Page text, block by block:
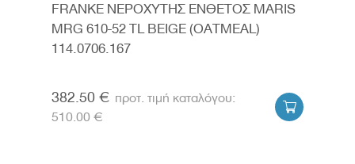
FRANKE ΝΕΡΟΧΥΤΗΣ ΕΝΘΕΤΟΣ MARIS
MRG 610-52 TL BEIGE (OATMEAL)
114.0706.167
382.50 €
510.00 €
